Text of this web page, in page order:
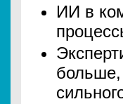
ИИ в
больше,